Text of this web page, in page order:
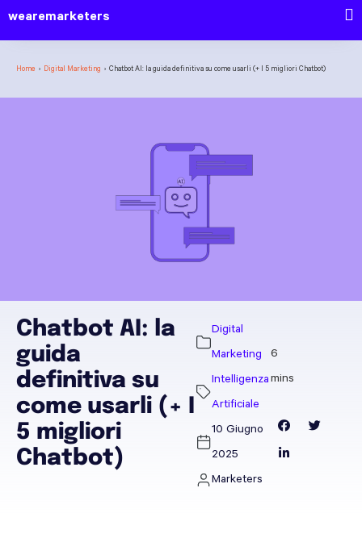
wearemarketers
Home › Digital Marketing › Chatbot AI: la guida definitiva su come usarli (+ I 5 migliori Chatbot)
Chatbot AI: la
guida
definitiva su
come usarli (+ I
5 migliori
Chatbot)
Digital
Marketing
Intelligenza
Artificiale
10 Giugno
2025
Marketers